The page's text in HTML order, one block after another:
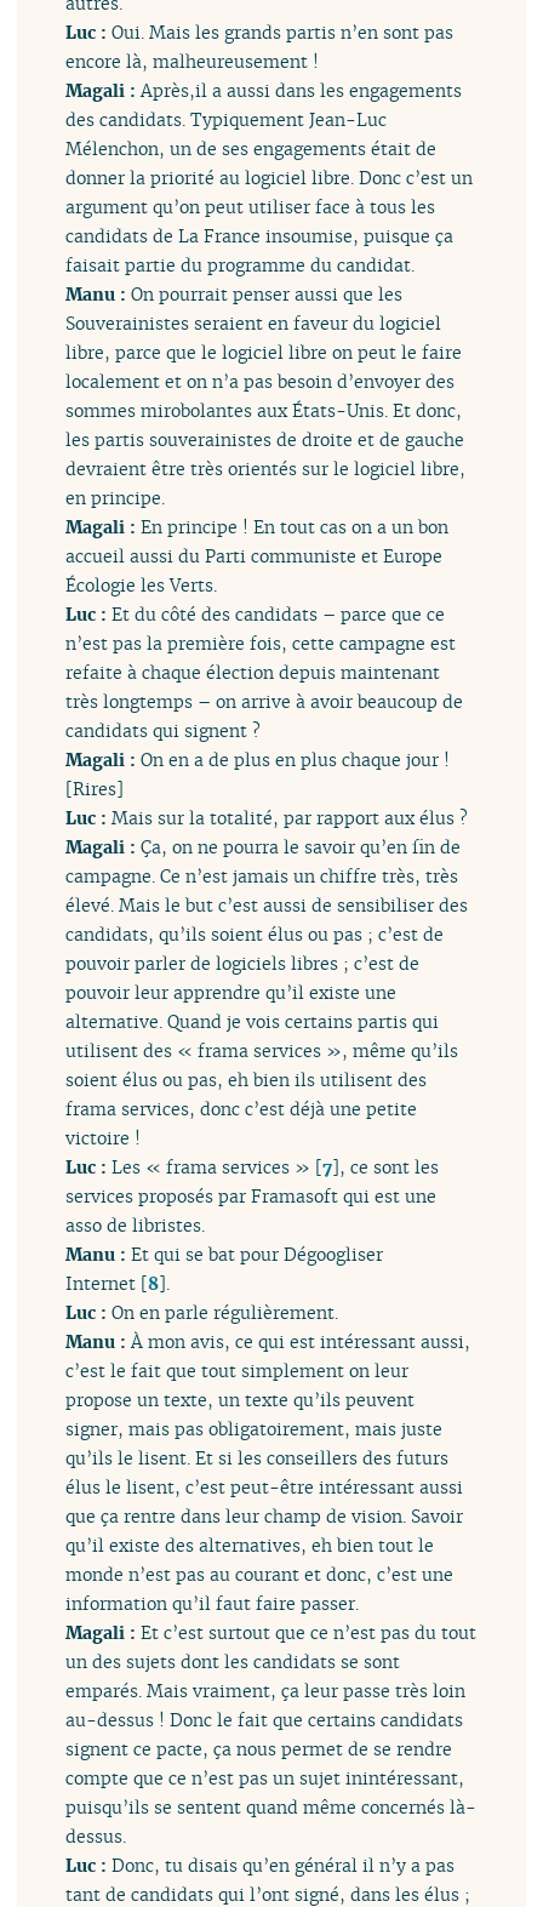
Luc :Oui. Mais les grands partis n’en sont pas
encore là, malheureusement !
Magali :Après,il a aussi dans les engagements
des candidats. Typiquement Jean-Luc
Mélenchon, un de ses engagements était de
donner la priorité au logiciel libre. Donc c’est un
argument qu’on peut utiliser face à tous les
candidats de La France insoumise, puisque ça
faisait partie du programme du candidat.
Manu :On pourrait penser aussi que les
Souverainistes seraient en faveur du logiciel
libre, parce que le logiciel libre on peut le faire
localement et on n’a pas besoin d’envoyer des
sommes mirobolantes aux États-Unis. Et donc,
les partis souverainistes de droite et de gauche
devraient être très orientés sur le logiciel libre,
en principe.
Magali :En principe ! En tout cas on a un bon
accueil aussi du Parti communiste et Europe
Écologie les Verts.
Luc :Et du côté des candidats – parce que ce
n’est pas la première fois, cette campagne est
refaite à chaque élection depuis maintenant
très longtemps – on arrive à avoir beaucoup de
candidats qui signent ?
Magali :On en a de plus en plus chaque jour !
[Rires]
Luc :Mais sur la totalité, par rapport aux élus ?
Magali :Ça, on ne pourra le savoir qu’en fin de
campagne. Ce n’est jamais un chiffre très, très
élevé. Mais le but c’est aussi de sensibiliser des
candidats, qu’ils soient élus ou pas ; c’est de
pouvoir parler de logiciels libres ; c’est de
pouvoir leur apprendre qu’il existe une
alternative. Quand je vois certains partis qui
utilisent des « frama services », même qu’ils
soient élus ou pas, eh bien ils utilisent des
frama services, donc c’est déjà une petite
victoire !
Luc :Les « frama services » [7], ce sont les
services proposés par Framasoft qui est une
asso de libristes.
Manu :Et qui se bat pour Dégoogliser
Internet [8].
Luc :On en parle régulièrement.
Manu :À mon avis, ce qui est intéressant aussi,
c’est le fait que tout simplement on leur
propose un texte, un texte qu’ils peuvent
signer, mais pas obligatoirement, mais juste
qu’ils le lisent. Et si les conseillers des futurs
élus le lisent, c’est peut-être intéressant aussi
que ça rentre dans leur champ de vision. Savoir
qu’il existe des alternatives, eh bien tout le
monde n’est pas au courant et donc, c’est une
information qu’il faut faire passer.
Magali :Et c’est surtout que ce n’est pas du tout
un des sujets dont les candidats se sont
emparés. Mais vraiment, ça leur passe très loin
au-dessus ! Donc le fait que certains candidats
signent ce pacte, ça nous permet de se rendre
compte que ce n’est pas un sujet inintéressant,
puisqu’ils se sentent quand même concernés là-
dessus.
Luc :Donc, tu disais qu’en général il n’y a pas
tant de candidats qui l’ont signé, dans les élus ;